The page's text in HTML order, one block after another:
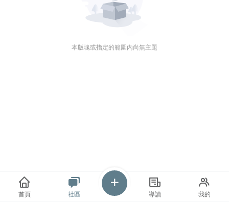
本版塊或指定的範圍內尚無主題
首頁 社區 導讀 我的